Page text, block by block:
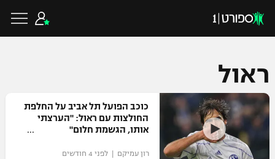
כדורגל ישראלי
ליגת העל
כדורגל עולמי
ראול
כוכב הפועל תל אביב על החלפת
החולצות עם ראול: "הערצתי
אותו, הגשמת חלום"
רון עמיקם | לפני 4 חודשים